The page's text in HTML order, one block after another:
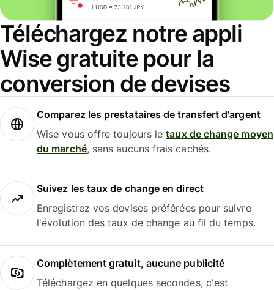
Téléchargez notre appli
Wise gratuite pour la
conversion de devises
Comparez les prestataires de transfert d'argent
Wise vous offre toujours letaux de change moyen
du marché, sans aucuns frais cachés.
Suivez les taux de change en direct
Enregistrez vos devises préférées pour suivre
l'évolution des taux de change au fil du temps.
Complètement gratuit, aucune publicité
Téléchargez en quelques secondes, c'est